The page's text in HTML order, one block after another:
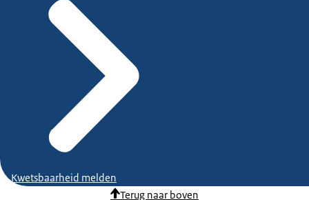
Kwetsbaarheid melden
Terug naar boven